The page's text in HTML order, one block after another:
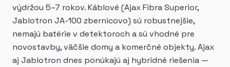
výdržou 5–7 rokov. Káblové (Ajax Fibra Superior,
Jablotron JA-100 zbernicovo) sú robustnejšie,
nemajú batérie v detektoroch a sú vhodné pre
novostavby, väčšie domy a komerčné objekty. Ajax
aj Jablotron dnes ponúkajú aj hybridné riešenia —